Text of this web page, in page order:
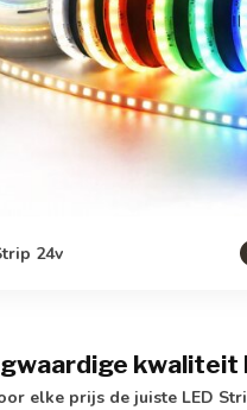
24v
elke prijs de juiste LED